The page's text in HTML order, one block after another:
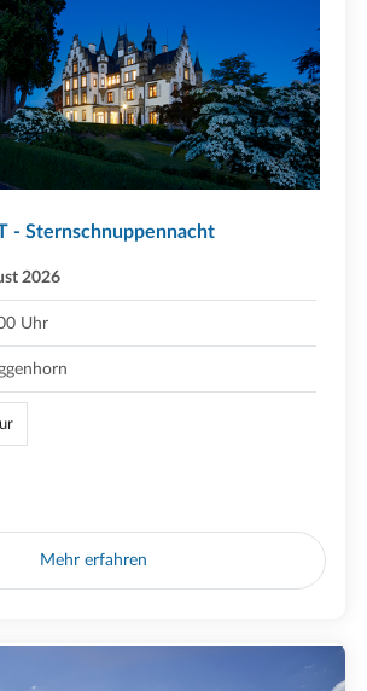
- Sternschnuppennacht
2026
Uhr
Mehr erfahren